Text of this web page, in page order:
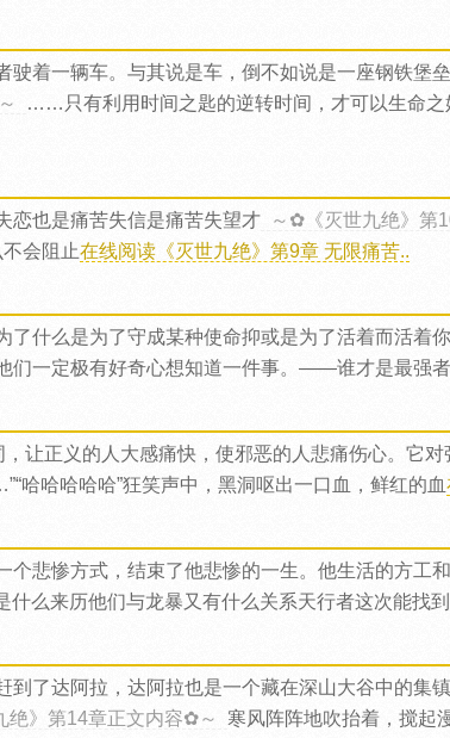
驶着一辆车。与其说是车，倒不如说是一座钢铁堡
……只有利用时间之匙的逆转时间，才可以生命
恋也是痛苦失信是痛苦失望才 ～✿《灭世九绝》第
会阻止在线阅读《灭世九绝》第9章 无限痛苦..
了什么是为了守成某种使命抑或是为了活着而活着你
们一定极有好奇心想知道一件事。——谁才是最强者
，让正义的人大感痛快，使邪恶的人悲痛伤心。它
哈哈哈哈”狂笑声中，黑洞呕出一口血，鲜红的血
个悲惨方式，结束了他悲惨的一生。他生活的方工
什么来历他们与龙暴又有什么关系天行者这次能找
到了达阿拉，达阿拉也是一个藏在深山大谷中的集
绝》第14章正文内容✿～
寒风阵阵地吹抬着，搅起